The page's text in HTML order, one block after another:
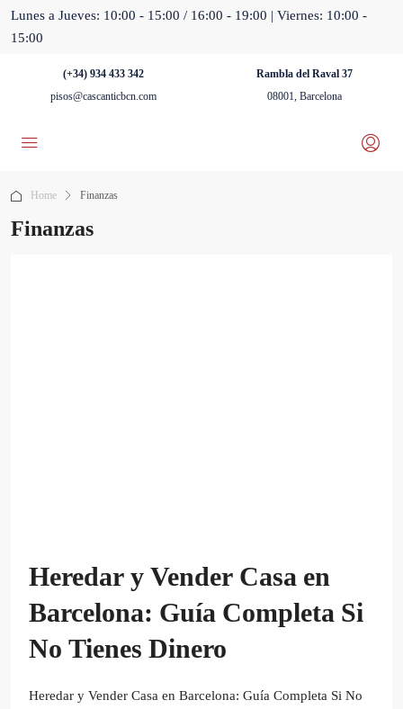
Lunes a Jueves: 10:00 - 15:00 / 16:00 - 19:00 | Viernes: 10:00 -
15:00
(+34) 934 433 342
pisos@cascanticbcn.com
Rambla del Raval 37
08001, Barcelona
Home Finanzas
Finanzas
Heredar y Vender Casa en
Barcelona: Guía Completa Si
No Tienes Dinero
Heredar y Vender Casa en Barcelona: Guía Completa Si No